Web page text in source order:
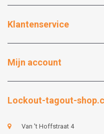
Klantenservice
Mijn account
Lockout-tagout-
Van 't Hoffstraat 4